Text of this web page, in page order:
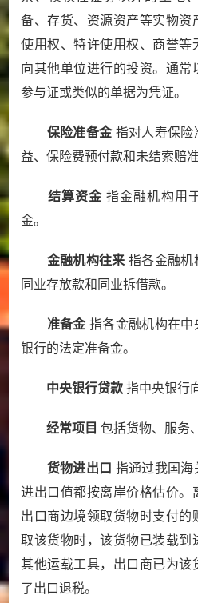
备、存货、资源资产等实物资
使用权、特许使用权、商誉等
向其他单位进行的投资。通常
参与证或类似的单据为凭证。
保险准备金 指对人寿保险
益、保险费预付款和未结索赔
结算资金 指金融机构用
金。
金融机构往来 指各金融机
同业存放款和同业拆借款。
准备金 指各金融机构在
银行的法定准备金。
中央银行贷款 指中央银行
经常项目 包括货物、服务
货物进出口 指通过我国海
进出口值都按离岸价格估价。
出口商边境领取货物时支付的
取该货物时，该货物已装载到
其他运载工具，出口商已为该
了出口退税。